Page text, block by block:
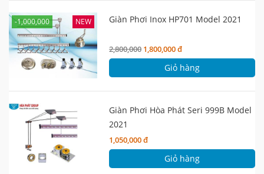
NEW
-1,000,000 Giàn Phơi Inox HP701 Model 2021
2,800,000 1,800,000 đ
Giỏ hàng
Giàn Phơi Hòa Phát Seri 999B Model
2021
1,050,000 đ
Giỏ hàng